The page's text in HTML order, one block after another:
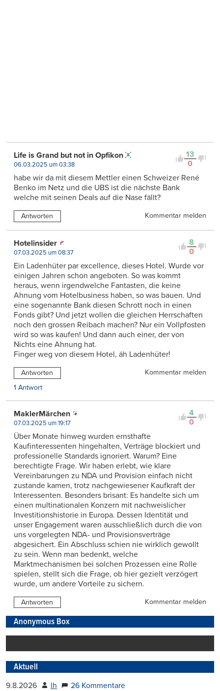
13
0
Life is Grand but not in Opfikon
06.03.2025 um 03:38
habe wir da mit diesem Mettler einen Schweizer René
Benko im Netz und die UBS ist die nächste Bank
welche mit seinen Deals auf die Nase fällt?
Antworten Kommentar melden
8
0
Hotelinsider
07.03.2025 um 08:37
Ein Ladenhüter par excellence, dieses Hotel. Wurde vor
einigen Jahren schon angeboten. So was kommt
heraus, wenn irgendwelche Fantasten, die keine
Ahnung vom Hotelbusiness haben, so was bauen. Und
eine sogenannte Bank diesen Schrott noch in einen
Fonds gibt? Und jetzt wollen die gleichen Herrschaften
noch den grossen Reibach machen? Nur ein Vollpfosten
wird so was kaufen! Und dann auch einer, der von
Nichts eine Ahnung hat.
Finger weg von diesem Hotel, äh Ladenhüter!
Antworten
Kommentar melden
1 Antwort
4
0
MaklerMärchen
07.03.2025 um 19:17
Über Monate hinweg wurden ernsthafte
Kaufinteressenten hingehalten, Verträge blockiert und
professionelle Standards ignoriert. Warum? Eine
berechtigte Frage. Wir haben erlebt, wie klare
Vereinbarungen zu NDA und Provision einfach nicht
zustande kamen, trotz nachgewiesener Kaufkraft der
Interessenten. Besonders brisant: Es handelte sich um
einen multinationalen Konzern mit nachweislicher
Investitionshistorie in Europa. Dessen Identität und
unser Engagement waren ausschließlich durch die von
uns vorgelegten NDA- und Provisionsverträge
abgesichert. Ein Abschluss schien nie wirklich gewollt
zu sein. Wenn man bedenkt, welche
Marktmechanismen bei solchen Prozessen eine Rolle
spielen, stellt sich die Frage, ob hier gezielt verzögert
wurde, um andere Vorteile zu sichern.
Antworten Kommentar melden
Anonymous Box
Aktuell
9.8.2026 lh 26 Kommentare